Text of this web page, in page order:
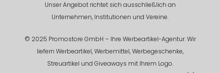
Unser Angebot richtet sich ausschließlich an
Unternehmen, Institutionen und Vereine.
© 2025 Promostore GmbH – Ihre Werbeartikel-Agentur. Wir
liefern Werbeartikel, Werbemittel, Werbegeschenke,
Streuartikel und Giveaways mit Ihrem Logo.